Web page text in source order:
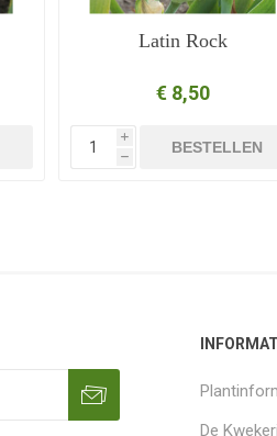
Latin Rock
€ 8,50
i
h
BESTELLEN
De